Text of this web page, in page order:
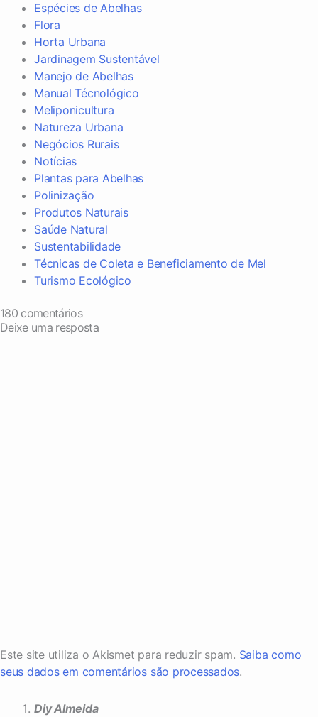
Espécies de Abelhas
Flora
Horta Urbana
Jardinagem Sustentável
Manejo de Abelhas
Manual Técnológico
Meliponicultura
Natureza Urbana
Negócios Rurais
Notícias
Plantas para Abelhas
Polinização
Produtos Naturais
Saúde Natural
Sustentabilidade
Técnicas de Coleta e Beneficiamento de Mel
Turismo Ecológico
180 comentários
Deixe uma resposta
Este site utiliza o Akismet para reduzir spam. Saiba como
seus dados em comentários são processados.
Diy Almeida